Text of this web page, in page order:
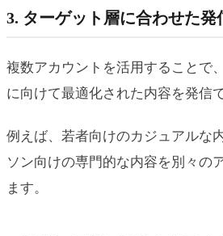
3. ターゲット層に合わせた発
複数アカウントを活用することで
に向けて最適化された内容を発信
例えば、若者向けのカジュアルな
ソン向けの専門的な内容を別々の
ます。